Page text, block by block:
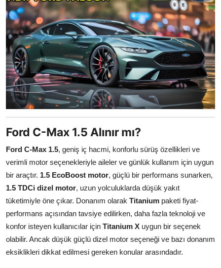
Ford C-Max 1.5 Alınır mı?
Ford C-Max 1.5, geniş iç hacmi, konforlu sürüş özellikleri ve
verimli motor seçenekleriyle aileler ve günlük kullanım için uygun
bir araçtır. 1.5 EcoBoost motor, güçlü bir performans sunarken,
1.5 TDCi dizel motor, uzun yolculuklarda düşük yakıt
tüketimiyle öne çıkar. Donanım olarak Titanium paketi fiyat-
performans açısından tavsiye edilirken, daha fazla teknoloji ve
konfor isteyen kullanıcılar için Titanium X uygun bir seçenek
olabilir. Ancak düşük güçlü dizel motor seçeneği ve bazı donanım
eksiklikleri dikkat edilmesi gereken konular arasındadır.